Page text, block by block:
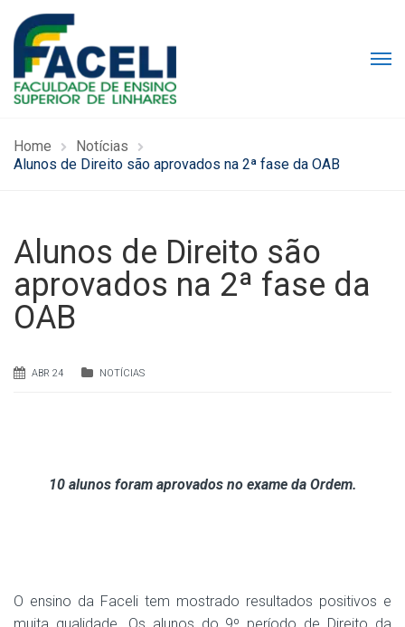
Home
Notícias
Alunos de Direito são aprovados na 2ª fase da OAB
Alunos de Direito são
aprovados na 2ª fase da
OAB
ABR 24 NOTÍCIAS
10 alunos foram aprovados no exame da Ordem.
O ensino da Faceli tem mostrado resultados positivos e